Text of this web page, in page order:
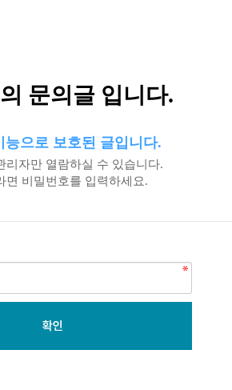
문의글 입니다.
능으로 보호된 글입니다.
리자만 열람하실 수 있습니다.
면 비밀번호를 입력하세요.